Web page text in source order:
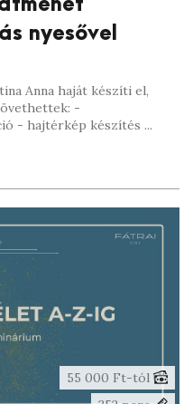
nyesővel
Anna haját készíti el,
-
- hajtérkép készítés ...
55 000 Ft-tól